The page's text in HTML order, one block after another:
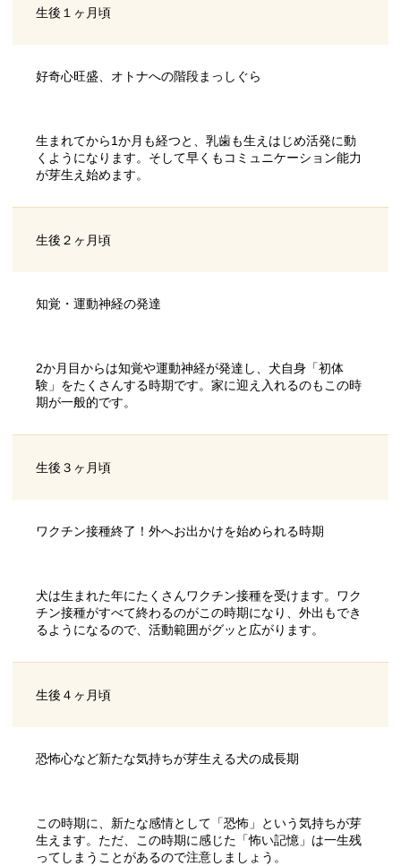
生後１ヶ月頃
好奇心旺盛、オトナへの階段まっしぐら
生まれてから1か月も経つと、乳歯も生えはじめ活発に動
くようになります。そして早くもコミュニケーション能力
が芽生え始めます。
生後２ヶ月頃
知覚・運動神経の発達
2か月目からは知覚や運動神経が発達し、犬自身「初体
験」をたくさんする時期です。家に迎え入れるのもこの時
期が一般的です。
生後３ヶ月頃
ワクチン接種終了！外へお出かけを始められる時期
犬は生まれた年にたくさんワクチン接種を受けます。ワク
チン接種がすべて終わるのがこの時期になり、外出もでき
るようになるので、活動範囲がグッと広がります。
生後４ヶ月頃
恐怖心など新たな気持ちが芽生える犬の成長期
この時期に、新たな感情として「恐怖」という気持ちが芽
生えます。ただ、この時期に感じた「怖い記憶」は一生残
ってしまうことがあるので注意しましょう。